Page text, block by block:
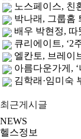
노스페이스, 친
박나래, 그룹홈
배우 박현정, 따
큐리에이트, ‘2
엘칸토, 브레이
아름다운가게,
김학래·임미숙
최근게시글
NEWS
헬스정보